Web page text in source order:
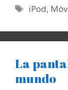
Etiquetas
iPod,
La
mundo